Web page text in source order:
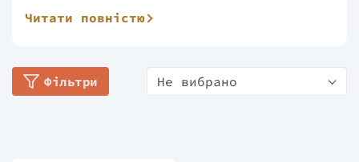
чотирнадцять мов. Брав участь у Першій світовій
війні. Працював у Варшаві редактором журналу
Читати повністю
Фільтри Не вибрано